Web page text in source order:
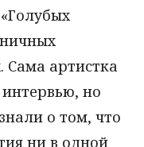
Сама артистка
но
о том, что
ни в одной